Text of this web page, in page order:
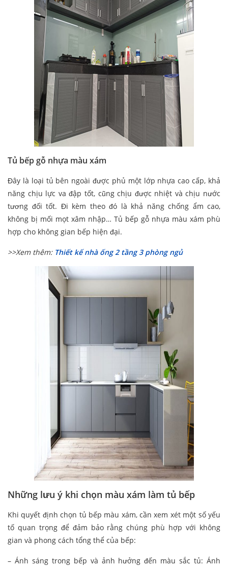
Tủ bếp gỗ nhựa màu xám
Đây là loại tủ bên ngoài được phủ một lớp nhựa cao cấp, khả
năng chịu lực va đập tốt, cũng chịu được nhiệt và chịu nước
tương đối tốt. Đi kèm theo đó là khả năng chống ẩm cao,
không bị mối mọt xâm nhập… Tủ bếp gỗ nhựa màu xám phù
hợp cho không gian bếp hiện đại.
>>Xem thêm: Thiết kế nhà ống 2 tầng 3 phòng ngủ
Những lưu ý khi chọn màu xám làm tủ bếp
Khi quyết định chọn tủ bếp màu xám, cần xem xét một số yếu
tố quan trọng để đảm bảo rằng chúng phù hợp với không
gian và phong cách tổng thể của bếp:
– Ánh sáng trong bếp và ảnh hưởng đến màu sắc tủ: Ánh